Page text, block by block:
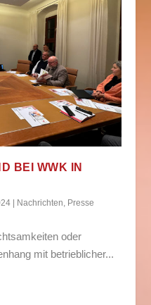
BEI WWK IN
| Nachrichten Presse
oder
mit betrieblicher...